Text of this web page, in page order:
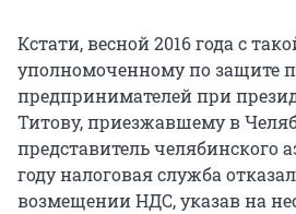
Кстати, весной 2016 года с
уполномоченному по защите
предпринимателей при
Титову, приезжавшему в
представитель челябинского
году налоговая служба
возмещении НДС, указав на